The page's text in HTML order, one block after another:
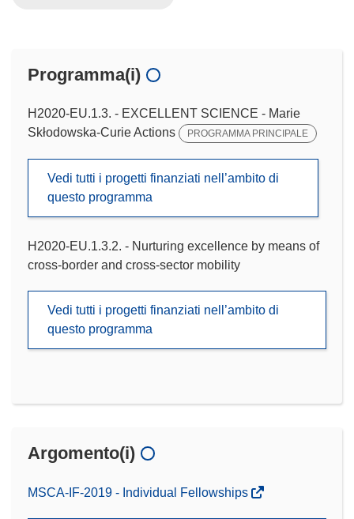
Programma(i)
H2020-EU.1.3. - EXCELLENT SCIENCE - Marie
Skłodowska-Curie Actions
PROGRAMMA PRINCIPALE
Vedi tutti i progetti finanziati nell’ambito di
questo programma
H2020-EU.1.3.2. - Nurturing excellence by means of
cross-border and cross-sector mobility
Vedi tutti i progetti finanziati nell’ambito di
questo programma
Argomento(i)
MSCA-IF-2019 - Individual Fellowships